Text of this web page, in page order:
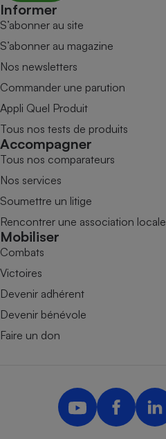
Informer
S’abonner au site
S’abonner au magazine
Nos newsletters
Commander une parution
Appli Quel Produit
Tous nos tests de produits
Accompagner
Tous nos comparateurs
Nos services
Soumettre un litige
Rencontrer une association locale
Mobiliser
Combats
Victoires
Devenir adhérent
Devenir bénévole
Faire un don